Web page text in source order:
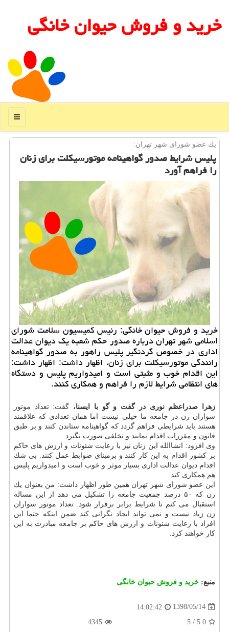
خرید و فروش حیوان خانگی
منو
یك عضو شورای شهر تهران:
پلیس شرایط صدور گواهینامه موتورسیكلت برای زنان
را فراهم آورد
خرید و فروش حیوان خانگی: رئیس كمیسیون سلامت شورای
اسلامی شهر تهران درباره صدور حكم شعبه یك دیوان عدالت
اداری در خصوص گردنگیر پلیس راهور به صدور گواهینامه
رانندگی موتورسیكلت برای زنان، اظهار داشت: اظهار داشت:
این اقدام خوب و مثبتی است و امیدواریم پلیس و دستگاه
های انتظامی شرایط لازم را فراهم و همكاری كنند.
زهرا صدراعظم نوری در گفت و گو با ایسنا، گفت: تعداد موتور
سواران زن در جامعه ما خیلی نیست اما همان تعدادی كه علاقمند
هستند باید شرایطی فراهم گردد كه گواهینامه ستاندن كنند و بر طبق
قانون و مقررات اقدام نمایند و تخلفی صورت نگیرد.
وی افزود: انشاالله این زنان نیز با رعایت شئونات و ارزش های حاكم
بر كشور اقدام به این كار كنند و برمبنای ضوابط عمل كنند. بی شك
اقدام دیوان عدالت اداری بسیار موثر و خوب است و امیدواریم پلیس
هم همكاری كند.
این عضو شورای شهر تهران همین طور اظهار داشت: من بعنوان یك
زن كه ۵۰ درصد جمعیت جامعه را تشكیل می دهد از این مساله
استقبال می كنم تا شرایط برابر برقرار شود. تعداد موتور سواران
زن زیاد نیست و نمی تواند ایجاد نگرانی كند ضمن اینكه حتما این
افراد با رعایت شئونات و ارزش های حاكم بر جامعه مبادرت به این
كار خواهند كرد.
منبع: خرید و فروش حیوان خانگی
1398/05/14
14:02:42
5.0
/
5
4345